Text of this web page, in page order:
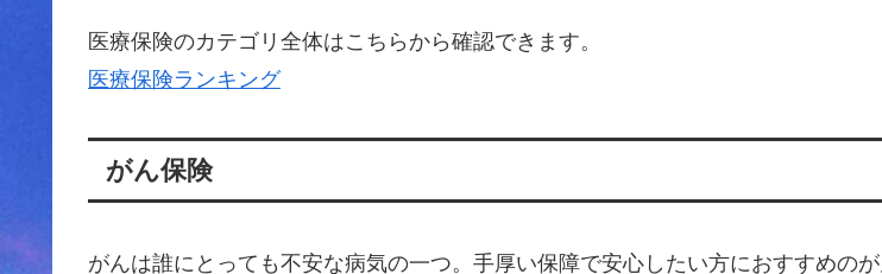
医療保険のカテゴリ全体はこちらから確認できます。
医療保険ランキング
がん保険
がんは誰にとっても不安な病気の一つ。手厚い保障で安心したい方におすすめのが